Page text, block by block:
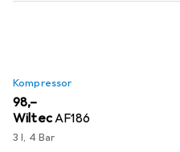
Kompressor
EUR
98,–
WiltecAF186
3 l, 4 Bar